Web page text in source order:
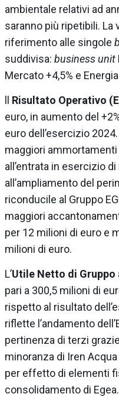
ambientale relativi ad
saranno più ripetibili. La
riferimento alle singole
suddivisa: business unit
Mercato +4,5% e
Risultato Operativo
euro, in aumento del
euro dell’esercizio
maggiori
all’entrata in esercizio
all’ampliamento del
riconducile al Gruppo
maggiori
per 12 milioni di euro e
milioni di euro.
L’Utile Netto di
pari a 300,5 milioni di
rispetto al risultato
riflette l’andamento
pertinenza di terzi
minoranza di Iren
per effetto di elementi
consolidamento di Egea.